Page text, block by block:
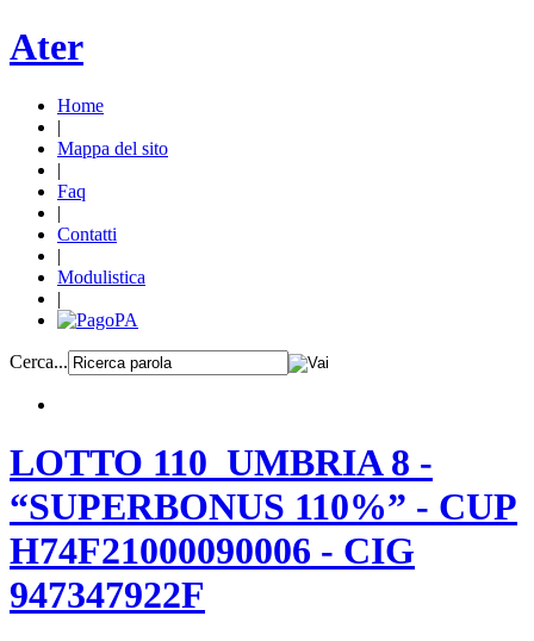
Ater
Home
|
Mappa del sito
|
Faq
|
Contatti
|
Modulistica
|
Cerca...
LOTTO 110_UMBRIA 8 -
“SUPERBONUS 110%” - CUP
H74F21000090006 - CIG
947347922F